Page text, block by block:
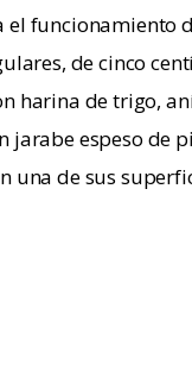
funcionamiento
de cinco
harina de trigo,
jarabe espeso de
una de sus